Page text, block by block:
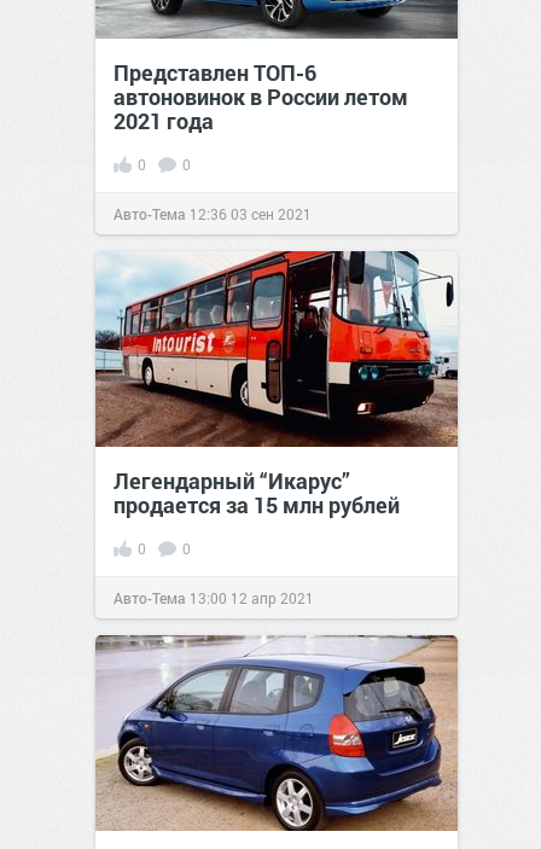
Представлен ТОП-6
автоновинок в России летом
2021 года
0 0
Авто-Тема 12:3603 сен 2021
Легендарный “Икарус”
продается за 15 млн рублей
0 0
Авто-Тема 13:00 12 апр 2021